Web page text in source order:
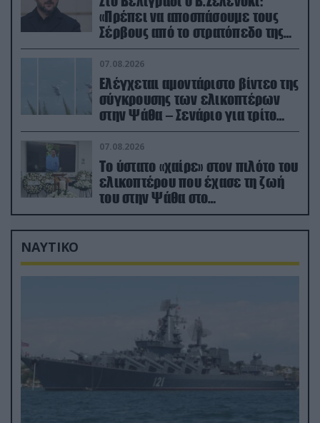
«Πρέπει να αποσπάσουμε τους
Σέρβους από το στρατόπεδο της
Ρωσίας»
07.08.2026
Ελέγχεται αμοντάριστο βίντεο της
σύγκρουσης των ελικοπτέρων
στην Ψάθα – Σενάριο για τρίτο
ελικόπτερο
07.08.2026
Το ύστατο «χαίρε» στον πιλότο του
ελικοπτέρου που έχασε τη ζωή
του στην Ψάθα στο
αποτεφρωτήριο Ριτσώνας
ΝΑΥΤΙΚΟ